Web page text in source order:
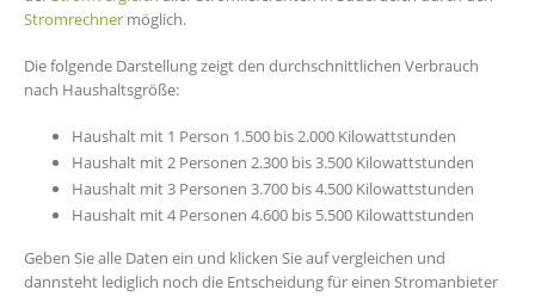
Stromrechner möglich.
Die folgende Darstellung zeigt den durchschnittlichen Verbrauch
nach Haushaltsgröße:
Haushalt mit 1 Person 1.500 bis 2.000 Kilowattstunden
Haushalt mit 2 Personen 2.300 bis 3.500 Kilowattstunden
Haushalt mit 3 Personen 3.700 bis 4.500 Kilowattstunden
Haushalt mit 4 Personen 4.600 bis 5.500 Kilowattstunden
Geben Sie alle Daten ein und klicken Sie auf vergleichen und
dannsteht lediglich noch die Entscheidung für einen Stromanbieter